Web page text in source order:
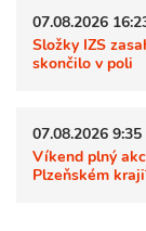
07.08.2026
Složky IZS
skončilo v poli
07.08.2026 9:35
Víkend plný
Plzeňském